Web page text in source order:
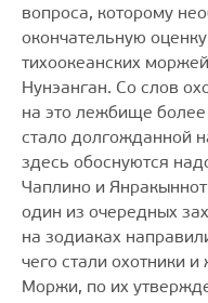
вопроса, которому
окончательную
тихоокеанских
Нунэанган. Со слов
на это лежбище более
стало долгожданной
здесь обоснуются
Чаплино и
один из очередных
на зодиаках
чего стали охотники
Моржи, по их